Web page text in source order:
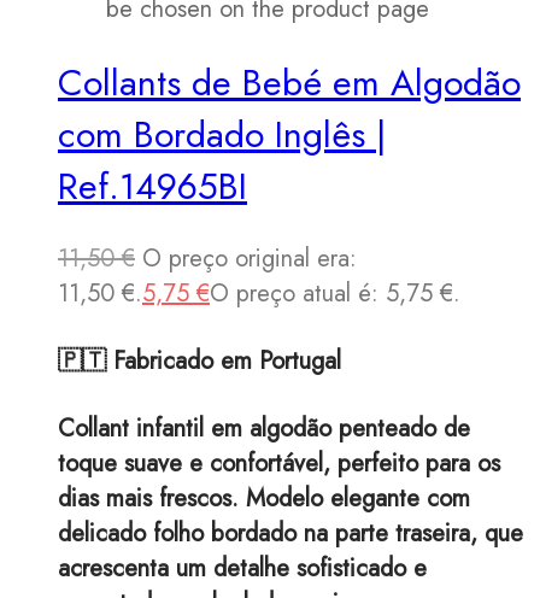
be chosen on the product page
Collants de Bebé em Algodão
com Bordado Inglês |
Ref.14965BI
11,50€ O preço original era:
11,50 €.5,75€O preço atual é: 5,75 €.
🇵🇹 Fabricado em Portugal
Collant infantil em algodão penteado de
toque suave e confortável, perfeito para os
dias mais frescos. Modelo elegante com
delicado folho bordado na parte traseira, que
acrescenta um detalhe sofisticado e